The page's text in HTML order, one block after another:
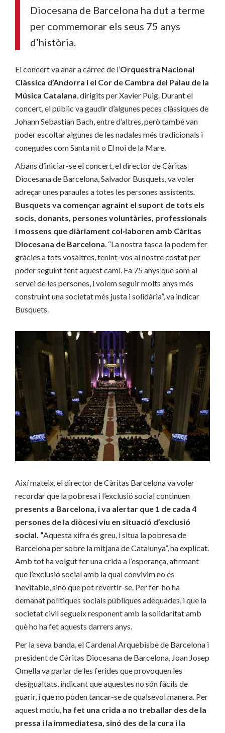
Diocesana de Barcelona ha dut a terme
per commemorar els seus 75 anys
d’història.
El concert va anar a càrrec de l’Orquestra Nacional
Clàssica d’Andorra i el Cor de Cambra del Palau de la
Música Catalana, dirigits per Xavier Puig. Durant el
concert, el públic va gaudir d’algunes peces clàssiques de
Johann Sebastian Bach, entre d’altres, però també van
poder escoltar algunes de les nadales més tradicionals i
conegudes com Santa nit o El noi de la Mare.
Abans d’iniciar-se el concert, el director de Càritas
Diocesana de Barcelona, Salvador Busquets, va voler
adreçar unes paraules a totes les persones assistents.
Busquets va començar agraint el suport de tots els
socis, donants, persones voluntàries, professionals
i mossens que diàriament col·laboren amb Càritas
Diocesana de Barcelona. “La nostra tasca la podem fer
gràcies a tots vosaltres, tenint-vos al nostre costat per
poder seguint fent aquest camí. Fa 75 anys que som al
servei de les persones, i volem seguir molts anys més
construint una societat més justa i solidària”, va indicar
Busquets.
Així mateix, el director de Càritas Barcelona va voler
recordar que la pobresa i l’exclusió social continuen
presents a Barcelona, i va alertar que 1 de cada 4
persones de la diòcesi viu en situació d’exclusió
social. “Aquesta xifra és greu, i situa la pobresa de
Barcelona per sobre la mitjana de Catalunya”, ha explicat.
Amb tot ha volgut fer una crida a l’esperança, afirmant
que l’exclusió social amb la qual convivim no és
inevitable, sinó que pot revertir-se. Per fer-ho ha
demanat polítiques socials públiques adequades, i que la
societat civil segueix responent amb la solidaritat amb
què ho ha fet aquests darrers anys.
Per la seva banda, el Cardenal Arquebisbe de Barcelona i
president de Càritas Diocesana de Barcelona, Joan Josep
Omella va parlar de les ferides que provoquen les
desigualtats, indicant que aquestes no són fàcils de
guarir, i que no poden tancar-se de qualsevol manera. Per
aquest motiu, ha fet una crida a no treballar des de la
pressa i la immediatesa, sinó des de la cura i la